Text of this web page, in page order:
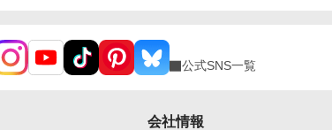
公式SNS一覧
会社情報